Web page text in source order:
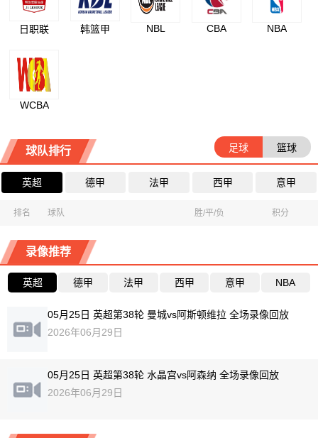
日职联 韩篮甲 NBL CBA NBA
WCBA
球队排行 足球 篮球
英超 德甲 法甲 西甲 意甲
排名 球队 胜/平/负 积分
录像推荐
英超 德甲 法甲 西甲 意甲 NBA
05月25日 英超第38轮 曼城vs阿斯顿维拉 全场录像回放
2026年06月29日
05月25日 英超第38轮 水晶宫vs阿森纳 全场录像回放
2026年06月29日